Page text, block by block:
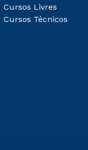
Cursos Livres
Cursos Técnicos